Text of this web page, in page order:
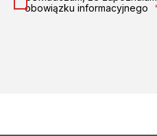
obowiązku informacyjnego